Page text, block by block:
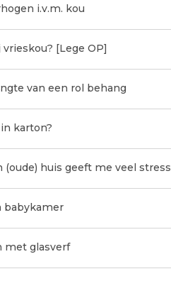
i.v.m. kou
[Lege OP]
van een rol behang
karton?
huis geeft me veel stress
babykamer
met glasverf